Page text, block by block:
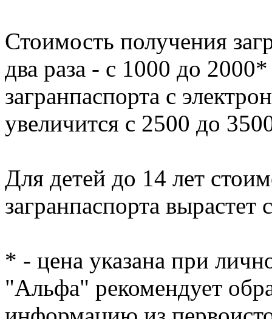
Стоимость получения
два раза - с 1000 до
загранпаспорта с
увеличится с 2500 до
Для детей до 14 лет
загранпаспорта
* - цена указана при
"Альфа" рекомендует